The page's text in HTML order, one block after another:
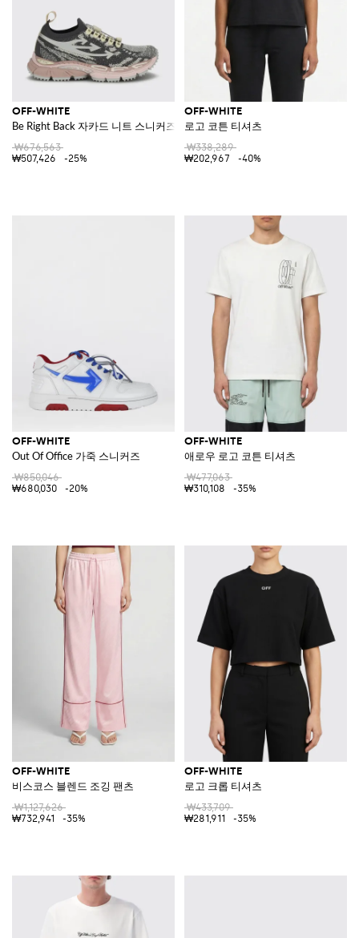
OFF-WHITE
Be Right Back 자카드 니트 스니커즈
₩676,563
₩507,426
-25%
OFF-WHITE
로고 코튼 티셔츠
₩338,289
₩202,967
-40%
OFF-WHITE
Out Of Office 가죽 스니커즈
₩850,046
₩680,030
-20%
OFF-WHITE
애로우 로고 코튼 티셔츠
₩477,063
₩310,108
-35%
OFF-WHITE
비스코스 블렌드 조깅 팬츠
₩1,127,626
₩732,941
-35%
OFF-WHITE
로고 크롭 티셔츠
₩433,709
₩281,911
-35%